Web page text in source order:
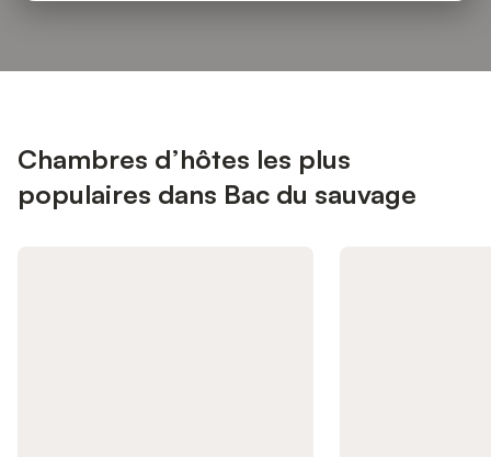
Chambres d’hôtes les plus
populaires dans Bac du sauvage